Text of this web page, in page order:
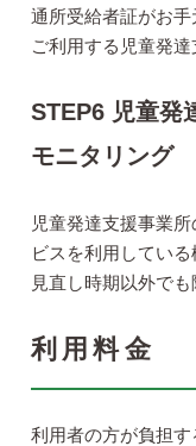
通所受給者証がお
ご利用する児童発達
STEP6 児童発
モニタリング
児童発達支援事業
ビスを利用している
見直し時期以外でも
利用料金
利用者の方が負担す